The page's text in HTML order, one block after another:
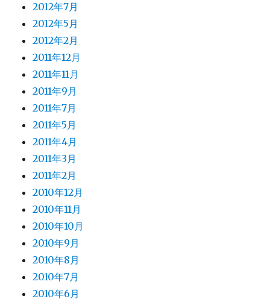
2012年7月
2012年5月
2012年2月
2011年12月
2011年11月
2011年9月
2011年7月
2011年5月
2011年4月
2011年3月
2011年2月
2010年12月
2010年11月
2010年10月
2010年9月
2010年8月
2010年7月
2010年6月